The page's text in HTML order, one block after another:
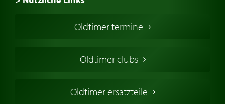
Oldtimers in Europa
Englische Oldtimer
Deutsche Oldtimer
Oldtimer termine
Oldtimer clubs
Oldtimer ersatzteile